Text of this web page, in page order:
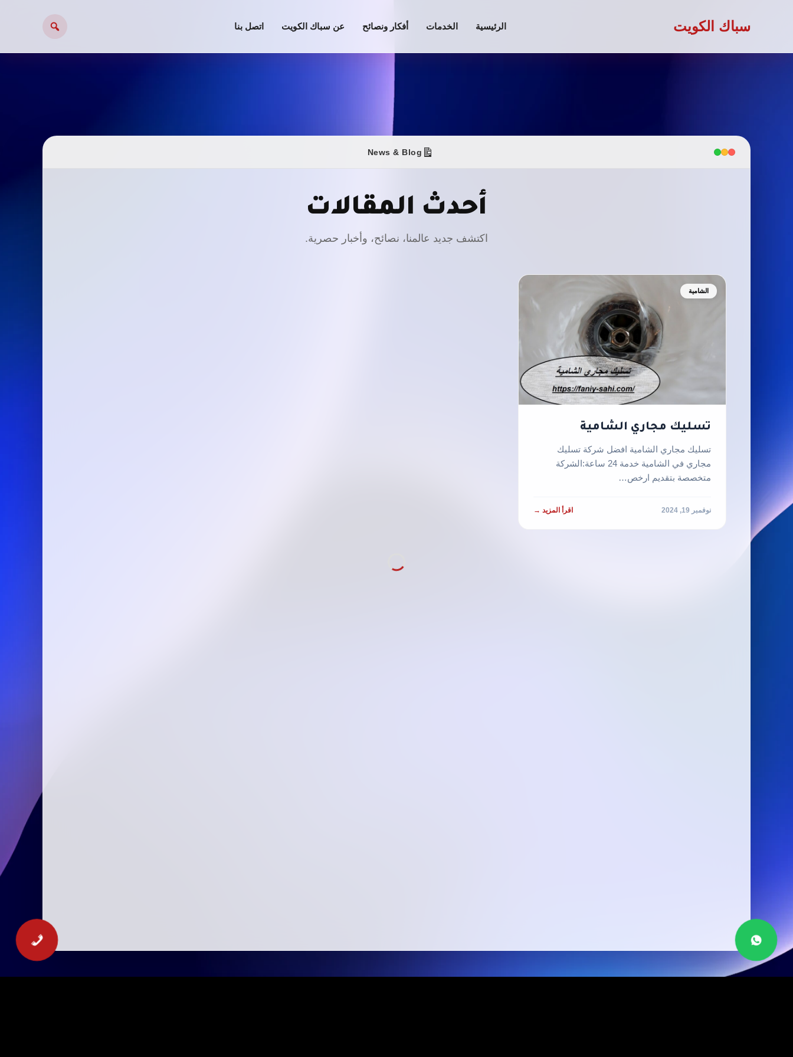
سباك الكويت الرئيسية الخدمات أفكار ونصائح عن سباك الكويت اتصل بنا
News & Blog
أحدث المقالات
اكتشف جديد عالمنا، نصائح، وأخبار حصرية.
الشامية
تسليك مجاري الشامية
تسليك مجاري الشامية افضل شركة تسليك
مجاري في الشامية خدمة 24 ساعة:الشركة
متخصصة بتقديم ارخص…
نوفمبر 19, 2024 اقرأ المزيد →